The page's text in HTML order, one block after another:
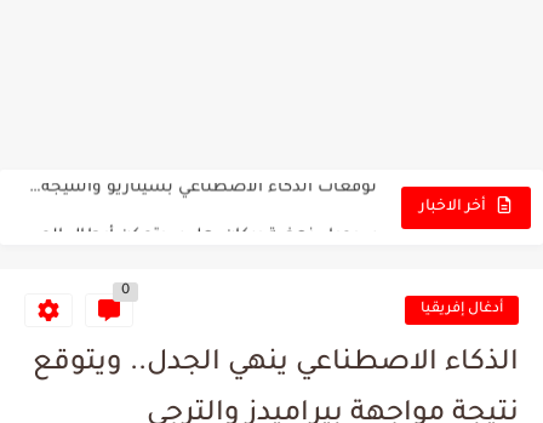
أخر الاخبار
البرنامج الكامل لنهائي البطولة بين الاتحاد المنستيري والنادي الإفريقي
عرض قطري يُغري ادارة النادي الإفريقي للتخلي عن موهبتها
أدغال إفريقيا
0
الذكاء الاصطناعي ينهي الجدل.. ويتوقع
نتيجة مواجهة بيراميدز والترجي